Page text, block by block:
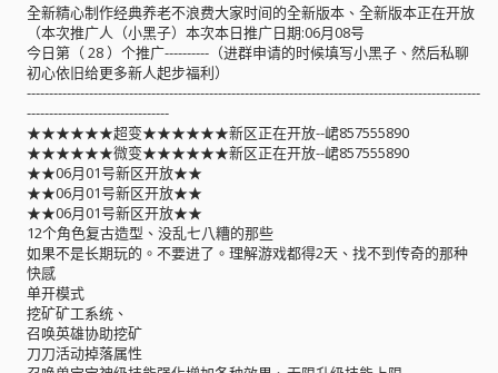
全新精心制作经典养老不浪费大家时间的全新版本、全新版本正在开放
（本次推广人（小黑子）本次本日推广日期:06月08号
今日第（ 28 ）个推广----------（进群申请的时候填写小黑子、然后私聊
初心依旧给更多新人起步福利）
------------------------------------------------------------------------------------------------------
--------------------------------
★★★★★★超变★★★★★★新区正在开放--峮857555890
★★★★★★微变★★★★★★新区正在开放--峮857555890
★★06月01号新区开放★★
★★06月01号新区开放★★
★★06月01号新区开放★★
12个角色复古造型、没乱七八糟的那些
如果不是长期玩的。不要进了。理解游戏都得2天、找不到传奇的那种
快感
单开模式
挖矿矿工系统、
召唤英雄协助挖矿
刀刀活动掉落属性